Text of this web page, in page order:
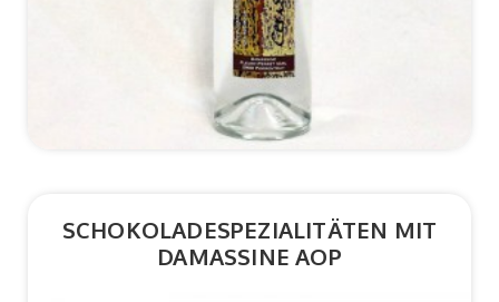
*Details
SCHOKOLADESPEZIALITÄTEN MIT
DAMASSINE AOP